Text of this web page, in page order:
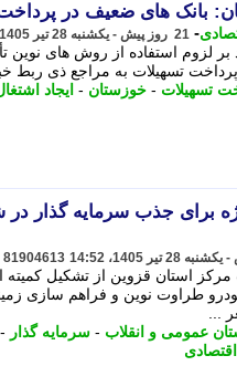
بانک های ضعیف در
- 21 روز پیش - یکشنبه 28 تیر 1405، 15:00
بر لزوم استفاده از روش های
تسهیلات به مراجع ذی ربط خبر
تسهیلات - خوزستان - ایجاد
برای جذب سرمایه گذار
81904613
مرکز استان قزوین از تشکیل
طراوت نوین و فراهم سازی
...
عمومی و انقلاب - سرمایه گذار -